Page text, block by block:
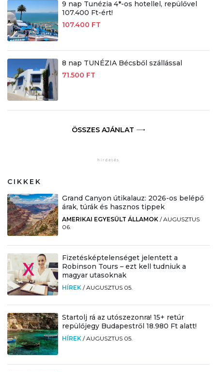
9 nap Tunézia 4*-os hotellel, repülővel
107.400 Ft-ért!
107.400 FT
8 nap TUNÉZIA Bécsből szállással
71.500 FT
ÖSSZES AJÁNLAT
CIKKEK
Grand Canyon útikalauz: 2026-os belépő
árak, túrák és hasznos tippek
AMERIKAI EGYESÜLT ÁLLAMOK /AUGUSZTUS
06.
Fizetésképtelenséget jelentett a
Robinson Tours – ezt kell tudniuk a
magyar utasoknak
HÍREK /AUGUSZTUS 05.
Startolj rá az utószezonra! 15+ retúr
repülőjegy Budapestről 18.980 Ft alatt!
HÍREK /AUGUSZTUS 05.